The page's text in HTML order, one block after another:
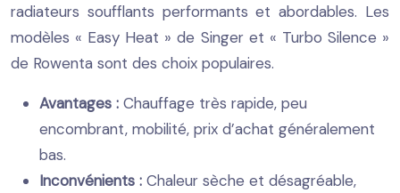
radiateurs soufflants performants et abordables. Les
modèles « Easy Heat » de Singer et « Turbo Silence »
de Rowenta sont des choix populaires.
Avantages : Chauffage très rapide, peu
encombrant, mobilité, prix d’achat généralement
bas.
Inconvénients : Chaleur sèche et désagréable,